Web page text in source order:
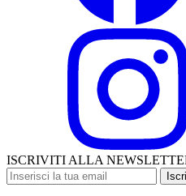
ISCRIVITI ALLA